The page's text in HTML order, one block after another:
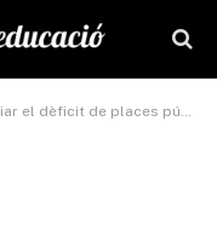
places públiques i baixar ràtios